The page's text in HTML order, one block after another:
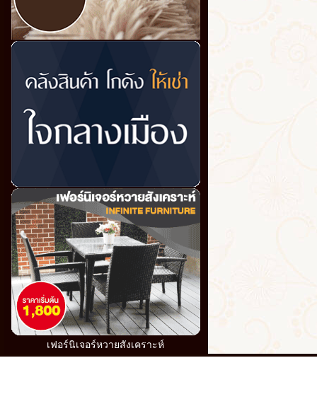
เฟอร์นิเจอร์หวายสังเคราะห์